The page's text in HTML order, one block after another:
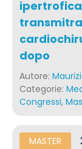
dopo
Autore:
Categorie:
Congressi,
MASTER